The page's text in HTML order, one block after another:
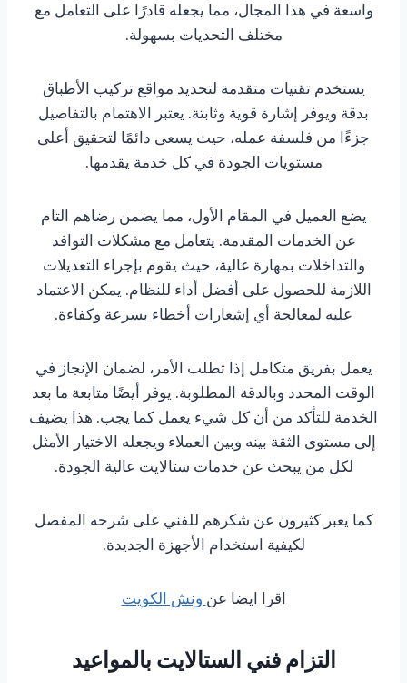
واسعة في هذا المجال، مما يجعله قادرًا على التعامل مع
مختلف التحديات بسهولة.
يستخدم تقنيات متقدمة لتحديد مواقع تركيب الأطباق
بدقة ويوفر إشارة قوية وثابتة. يعتبر الاهتمام بالتفاصيل
جزءًا من فلسفة عمله، حيث يسعى دائمًا لتحقيق أعلى
مستويات الجودة في كل خدمة يقدمها.
يضع العميل في المقام الأول، مما يضمن رضاهم التام
عن الخدمات المقدمة. يتعامل مع مشكلات التوافد
والتداخلات بمهارة عالية، حيث يقوم بإجراء التعديلات
اللازمة للحصول على أفضل أداء للنظام. يمكن الاعتماد
عليه لمعالجة أي إشعارات أخطاء بسرعة وكفاءة.
يعمل بفريق متكامل إذا تطلب الأمر، لضمان الإنجاز في
الوقت المحدد وبالدقة المطلوبة. يوفر أيضًا متابعة ما بعد
الخدمة للتأكد من أن كل شيء يعمل كما يجب. هذا يضيف
إلى مستوى الثقة بينه وبين العملاء ويجعله الاختيار الأمثل
لكل من يبحث عن خدمات ستالايت عالية الجودة.
كما يعبر كثيرون عن شكرهم للفني على شرحه المفصل
لكيفية استخدام الأجهزة الجديدة.
اقرا ايضا عنونش الكويت
التزام فني الستالايت بالمواعيد